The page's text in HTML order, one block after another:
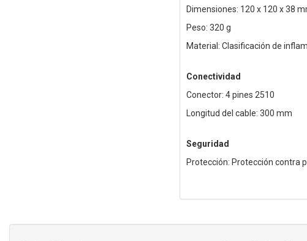
Dimensiones: 120 x 120 x 38
Peso: 320 g
Material: Clasificación de
Conectividad
Conector: 4 pines 2510
Longitud del cable: 300 mm
Seguridad
Protección: Protección contra